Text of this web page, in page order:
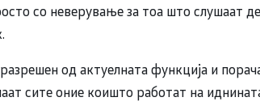
со неверување за тоа што слушаат
од актуелната функција и
сите оние коишто работат на